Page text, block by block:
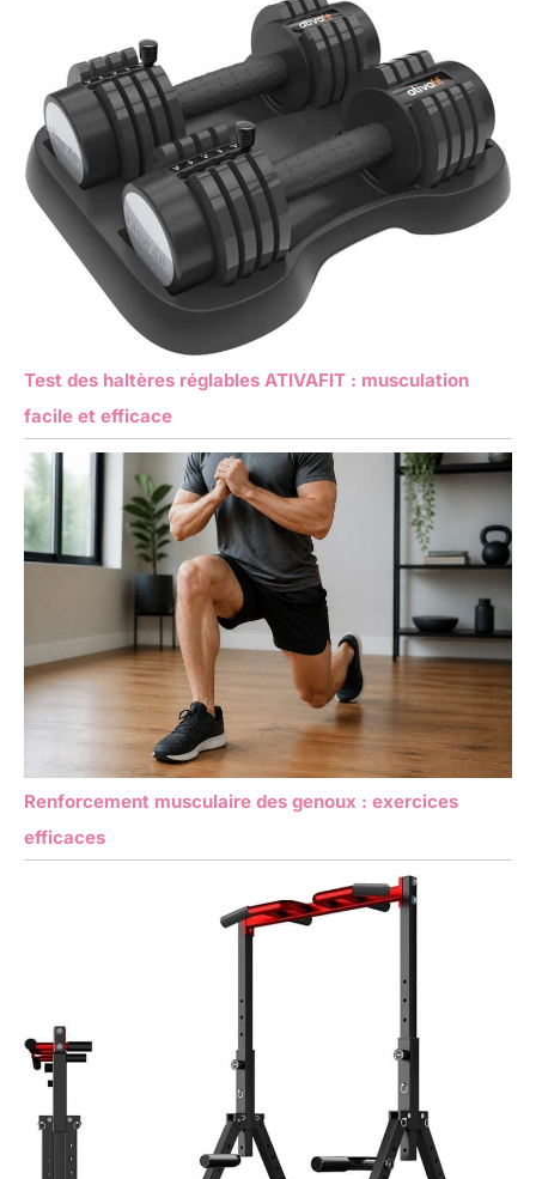
Test des haltères réglables ATIVAFIT : musculation
facile et efficace
Renforcement musculaire des genoux : exercices
efficaces